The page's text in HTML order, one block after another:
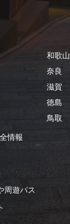
和歌山
奈良
滋賀
徳島
鳥取
情報
周遊パス